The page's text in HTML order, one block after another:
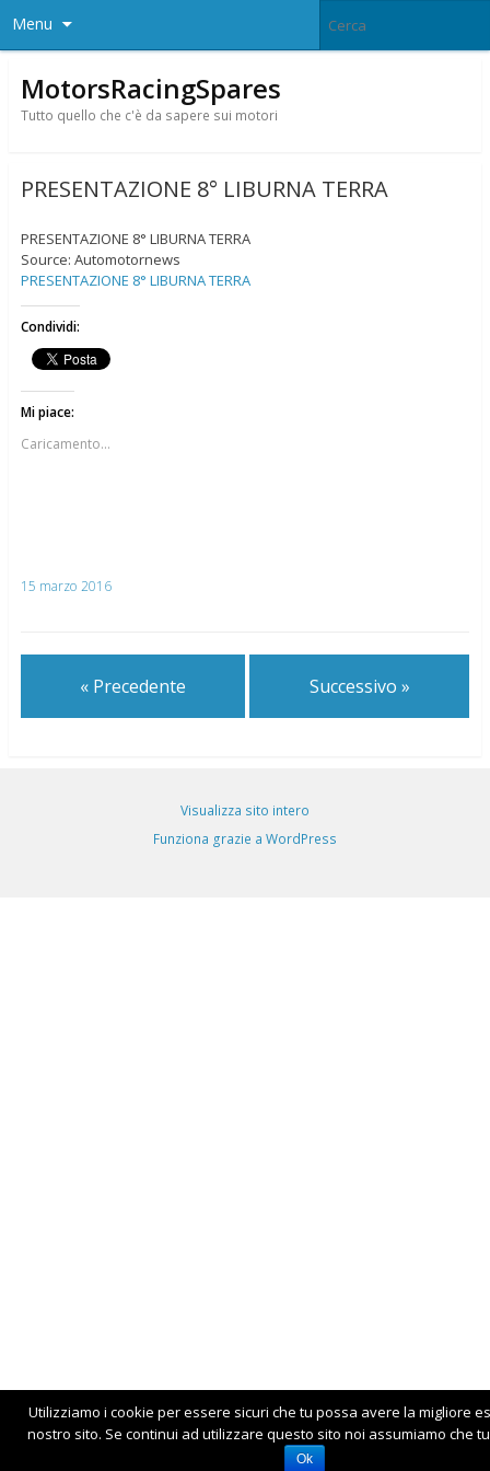
Menu
MotorsRacingSpares
Tutto quello che c'è da sapere sui motori
PRESENTAZIONE 8° LIBURNA TERRA
PRESENTAZIONE 8° LIBURNA TERRA
Source: Automotornews
PRESENTAZIONE 8° LIBURNA TERRA
Condividi:
Mi piace:
Caricamento...
15 marzo 2016
« Precedente Successivo »
Visualizza sito intero
Funziona grazie a WordPress
Utilizziamo i cookie per essere sicuri che tu possa avere la migliore
nostro sito. Se continui ad utilizzare questo sito noi assumiamo che
Ok